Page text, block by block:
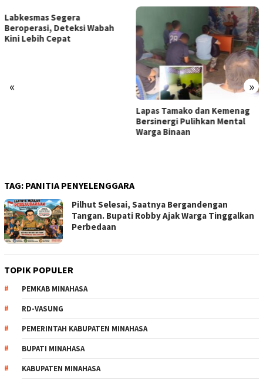
« »
Lapas Tamako dan Kemenag
Bersinergi Pulihkan Mental
114 ASN Dilantik Bupati
Dondokambey, Ini Daftar
Nama Lengkap
TAG: PANITIA PENYELENGGARA
Pilhut Selesai, Saatnya Bergandengan
Tangan. Bupati Robby Ajak Warga Tinggalkan
Perbedaan
TOPIK POPULER
PEMKAB MINAHASA
RD-VASUNG
PEMERINTAH KABUPATEN MINAHASA
BUPATI MINAHASA
KABUPATEN MINAHASA